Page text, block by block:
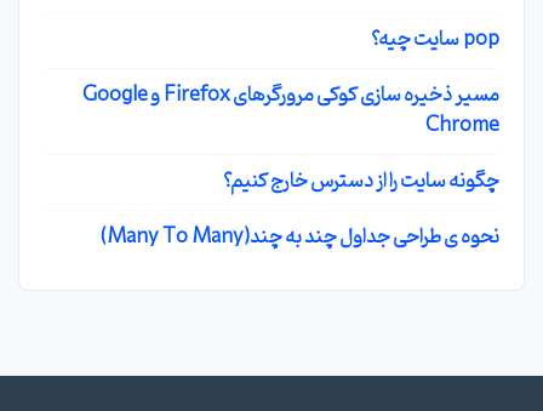
pop سایت چیه؟
مسیر ذخیره سازی کوکی مرورگرهای Firefox و Google
Chrome
چگونه سایت را از دسترس خارج کنیم؟
نحوه ی طراحی جداول چند به چند(Many To Many)